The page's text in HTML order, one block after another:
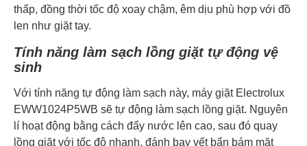
thấp, đồng thời tốc độ xoay chậm, êm dịu phù hợp với đồ
len như giặt tay.
Tính năng làm sạch lồng giặt tự động vệ
sinh
Với tính năng tự động làm sạch này, máy giặt Electrolux
EWW1024P5WB sẽ tự động làm sạch lồng giặt. Nguyên
lí hoạt động bằng cách đẩy nước lên cao, sau đó quay
lồng giặt với tốc độ nhanh, đánh bay vết bẩn bám mặt